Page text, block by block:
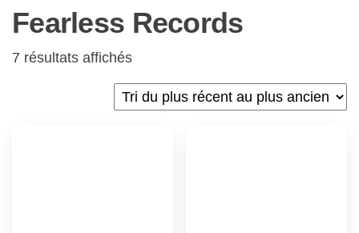
Fearless Records
7 résultats affichés